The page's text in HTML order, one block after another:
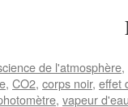
de l'atmosphère
, CO2, corps noir, effet
, vapeur